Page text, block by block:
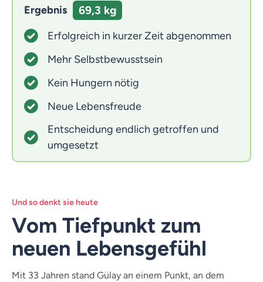
Ergebnis 69,3 kg
Erfolgreich in kurzer Zeit abgenommen
Mehr Selbstbewusstsein
Kein Hungern nötig
Neue Lebensfreude
Entscheidung endlich getroffen und
umgesetzt
Und so denkt sie heute
Vom Tiefpunkt zum
neuen Lebensgefühl
Mit 33 Jahren stand Gülay an einem Punkt, an dem